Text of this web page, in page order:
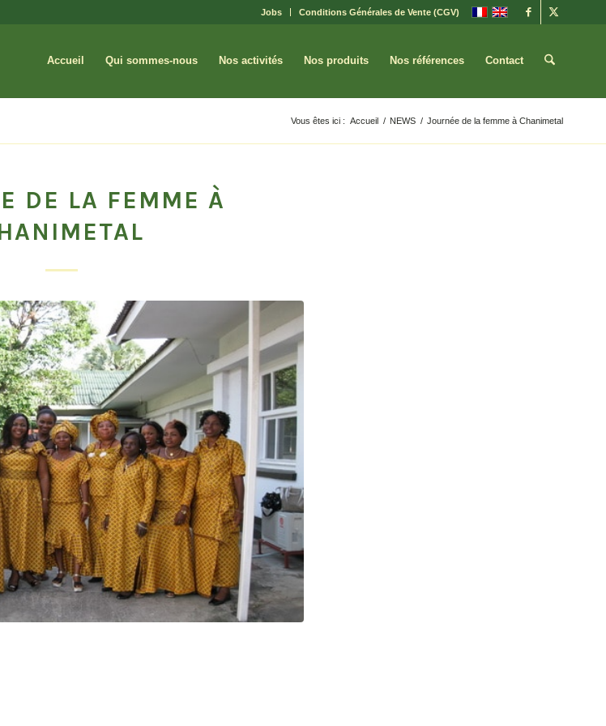
Jobs Conditions Générales de Vente (CGV)
Accueil Qui sommes-nous Nos activités Nos produits Nos références Contact
Vous êtes ici : Accueil / NEWS / Journée de la femme à Chanimetal
DE LA FEMME À